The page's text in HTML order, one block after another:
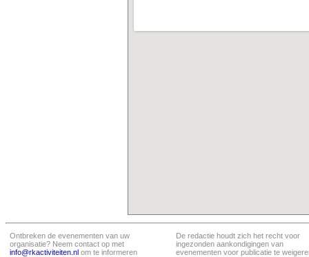
Ontbreken de evenementen van uw
organisatie? Neem contact op met
info@rkactiviteiten.nl om te informeren
De redactie houdt zich het recht voor
ingezonden aankondigingen van
evenementen voor publicatie te